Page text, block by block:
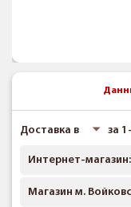
Доставка в за
Интернет-магазин:
Магазин м.